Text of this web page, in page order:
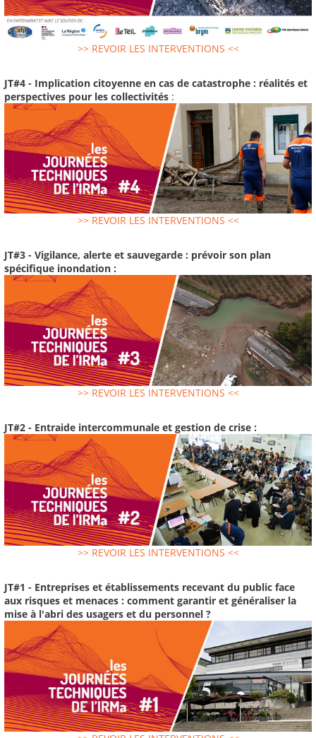
>> REVOIR LES INTERVENTIONS <<
JT#4 - Implication citoyenne en cas de catastrophe : réalités et
perspectives pour les collectivités :
>> REVOIR LES INTERVENTIONS <<
JT#3 - Vigilance, alerte et sauvegarde : prévoir son plan
spécifique inondation :
>> REVOIR LES INTERVENTIONS <<
JT#2 - Entraide intercommunale et gestion de crise :
>> REVOIR LES INTERVENTIONS <<
JT#1 - Entreprises et établissements recevant du public face
aux risques et menaces : comment garantir et généraliser la
mise à l'abri des usagers et du personnel ?